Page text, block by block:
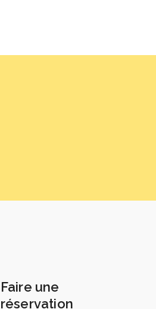
Faire une
réservation